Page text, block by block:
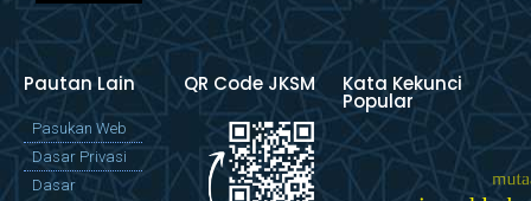
Pautan Lain
Pasukan Web
Dasar Privasi
Dasar
QR Code JKSM Kata Kekunci
Popular